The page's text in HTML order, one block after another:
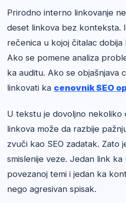
Prirodno interno linkovanje
deset linkova bez konteksta.
rečenica u kojoj čitalac
Ako se pomene analiza
ka auditu. Ako se objašnjava
linkovati ka cenovnik SEO
U tekstu je dovoljno nekoliko
linkova može da razbije
zvuči kao SEO zadatak. Zato
smislenije veze. Jedan link ka
povezanoj temi i jedan ka
nego agresivan spisak.